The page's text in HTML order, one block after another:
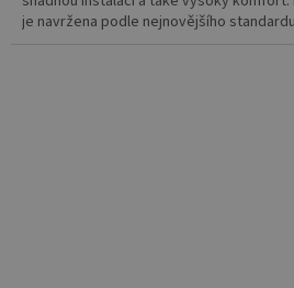
je navržena podle nejnovějšího